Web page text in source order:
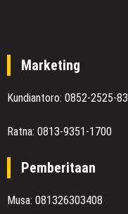
Marketing
Kundiantoro: 0852-2525-
Ratna: 0813-9351-1700
Pemberitaan
Musa: 081326303408